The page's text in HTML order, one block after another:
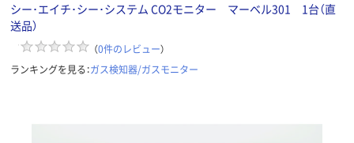
シー･エイチ･シー･システム CO2モニター マーベル301 1台（直
送品）
（0件のレビュー）
ランキングを見る：ガス検知器/ガスモニター